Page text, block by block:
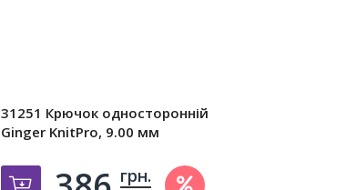
31251 Крючок односторонній
Ginger KnitPro, 9.00 мм
Добавить в корзину
грн.